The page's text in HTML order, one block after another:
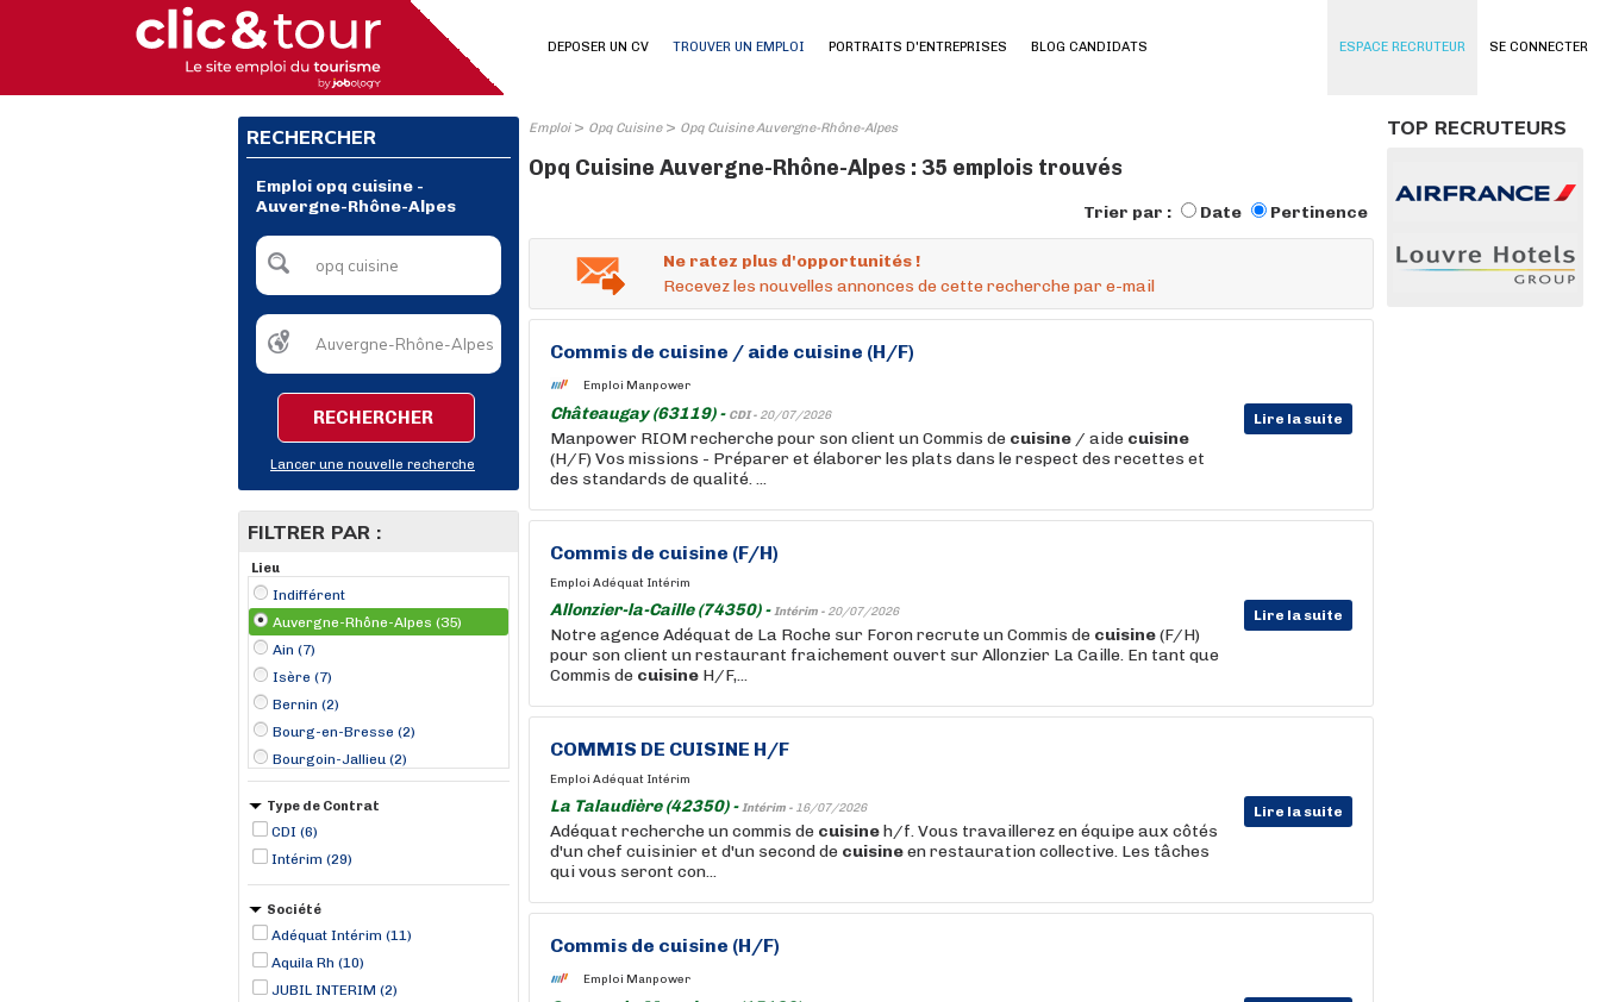
SE CONNECTER
DEPOSER UN CV TROUVER UN EMPLOI PORTRAITS D'ENTREPRISES BLOG CANDIDATS ESPACE RECRUTEUR
RECHERCHER
Emploi opq cuisine -
Auvergne-Rhône-Alpes
RECHERCHER
Lancer une nouvelle recherche
FILTRER PAR :
Lieu
Indifférent
Auvergne-Rhône-Alpes (35)
Ain (7)
Isère (7)
Bernin (2)
Bourg-en-Bresse (2)
Bourgoin-Jallieu (2)
Châteaugay (2)
Saint-Alban-de-Roche (2)
Allonzier-la-Caille (1)
Ambérieu-en-Bugey (1)
Type de Contrat
CDI (6)
Intérim (29)
Société
Adéquat Intérim (11)
Aquila Rh (10)
JUBIL INTERIM (2)
Emploi> Opq Cuisine> Opq Cuisine Auvergne-Rhône-Alpes
Opq Cuisine Auvergne-Rhône-Alpes : 35 emplois trouvés
Trier par : Date Pertinence
Ne ratez plus d'opportunités !
Recevez les nouvelles annonces de cette recherche par e-mail
Commis de cuisine / aide cuisine (H/F)
Emploi Manpower
Châteaugay (63119) - CDI - 20/07/2026 Lire la suite
Manpower RIOM recherche pour son client un Commis de cuisine / aide cuisine
(H/F) Vos missions - Préparer et élaborer les plats dans le respect des recettes et
des standards de qualité. ...
Commis de cuisine (F/H)
Emploi Adéquat Intérim
Allonzier-la-Caille (74350) -Intérim - 20/07/2026 Lire la suite
Notre agence Adéquat de La Roche sur Foron recrute un Commis de cuisine(F/H)
pour son client un restaurant fraichement ouvert sur Allonzier La Caille. En tant que
Commis de cuisine H/F,...
COMMIS DE CUISINE H/F
Emploi Adéquat Intérim
La Talaudière (42350) -Intérim - 16/07/2026 Lire la suite
Adéquat recherche un commis de cuisineh/f. Vous travaillerez en équipe aux côtés
d'un chef cuisinier et d'un second de cuisineen restauration collective. Les tâches
qui vous seront con...
Commis de cuisine (H/F)
Emploi Manpower
TOP RECRUTEURS